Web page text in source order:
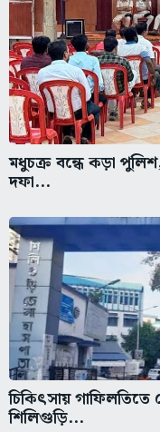
মধুচক্র বন্ধে কড়া
দফা...
চিকিৎসায়
শিলিগুড়ি...